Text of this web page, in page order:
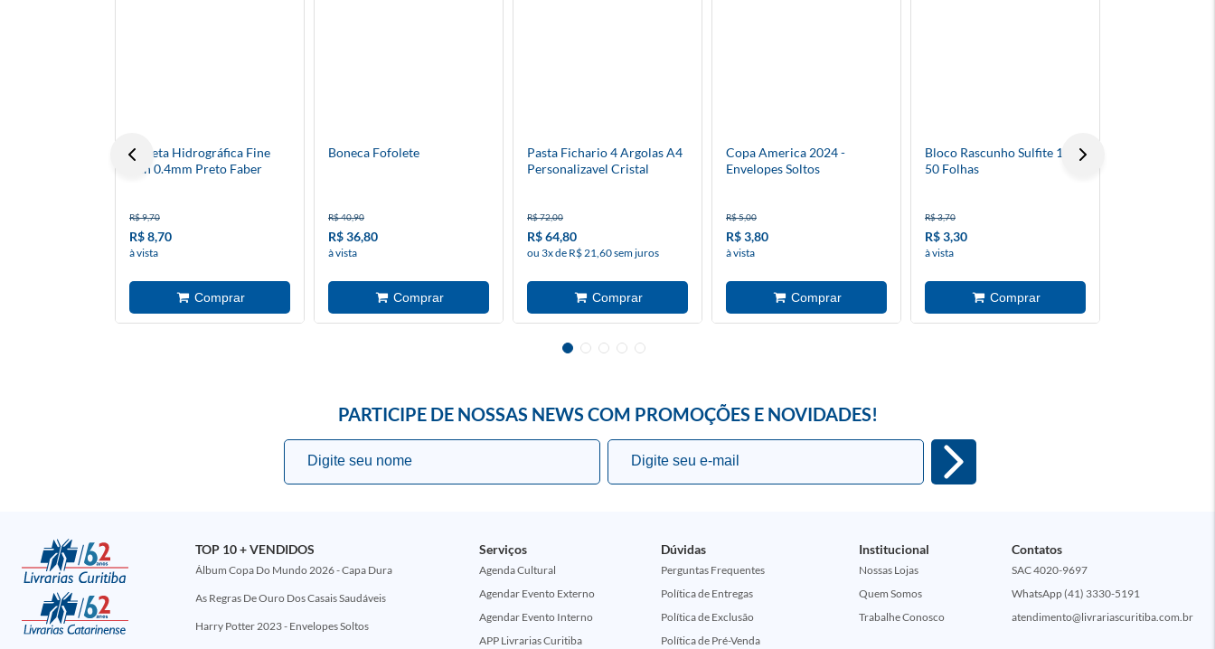
Caneta Hidrográfica Fine
Pen 0.4mm Preto Faber
R$ 9,70
R$ 8,70
à vista
Boneca Fofolete
R$ 40,90
R$ 36,80
à vista
Pasta Fichario 4 Argolas A4
Personalizavel Cristal
R$ 72,00
R$ 64,80
ou 3x de R$ 21,60 sem juros
Copa America 2024 -
Envelopes Soltos
R$ 5,00
R$ 3,80
à vista
Bloco Rascunho Sulfite 1/36
50 Folhas
R$ 3,70
R$ 3,30
à vista
PARTICIPE DE NOSSAS NEWS COM PROMOÇÕES E NOVIDADES!
TOP 10 + VENDIDOS
Álbum Copa Do Mundo 2026 - Capa Dura
As Regras De Ouro Dos Casais Saudáveis
Harry Potter 2023 - Envelopes Soltos
Serviços
Agenda Cultural
Agendar Evento Externo
Agendar Evento Interno
APP Livrarias Curitiba
Dúvidas
Perguntas Frequentes
Política de Entregas
Política de Exclusão
Política de Pré-Venda
Institucional
Nossas Lojas
Quem Somos
Trabalhe Conosco
Contatos
SAC 4020-9697
WhatsApp (41) 3330-5191
atendimento@livrariascuritiba.com.br